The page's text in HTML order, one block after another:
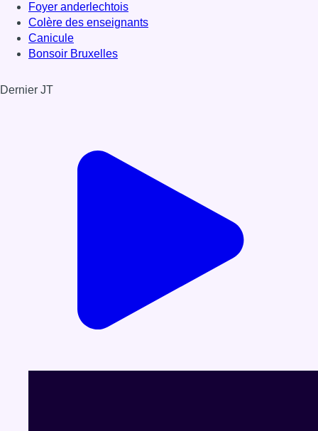
Foyer anderlechtois
Colère des enseignants
Canicule
Bonsoir Bruxelles
Dernier JT